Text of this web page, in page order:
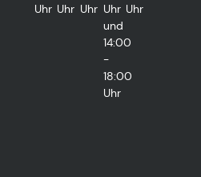
Uhr Uhr Uhr Uhr
und
14:00
-
18:00
Uhr
Uhr